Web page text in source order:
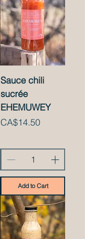
Sauce chili
sucrée
EHEMUWEY
Price
CA$14.50
Add to Cart